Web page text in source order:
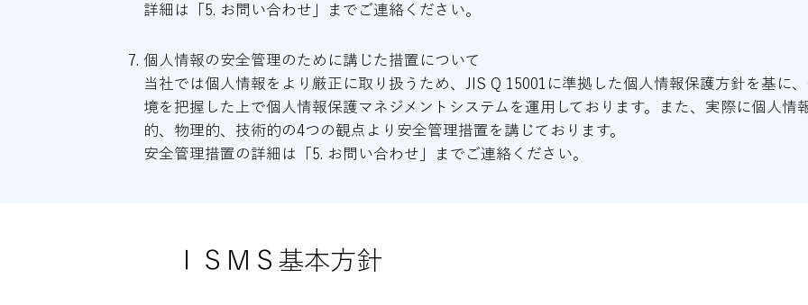
詳細は「5. お問い合わせ」までご連絡ください。
個人情報の安全管理のために講じた措置について
当社では個人情報をより厳正に取り扱うため、JIS Q 15001に準拠した個人情報保護方針を基に
境を把握した上で個人情報保護マネジメントシステムを運用しております。また、実際に個人情
的、物理的、技術的の4つの観点より安全管理措置を講じております。
安全管理措置の詳細は「5. お問い合わせ」までご連絡ください。
ＩＳＭＳ基本方針